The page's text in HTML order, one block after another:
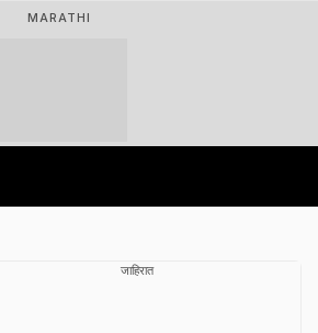
MARATHI
जाहिरात